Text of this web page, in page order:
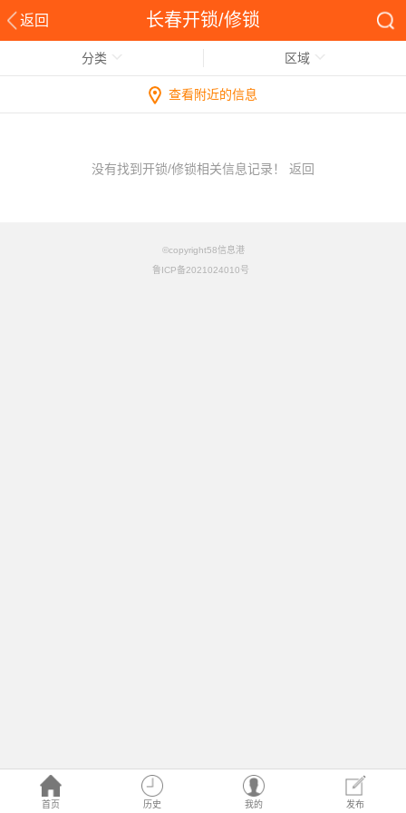
返回 长春开锁/修锁
首页 历史 我的 发布
分类 区域
查看附近的信息
没有找到开锁/修锁相关信息记录！ 返回
©copyright58信息港
鲁ICP备2021024010号